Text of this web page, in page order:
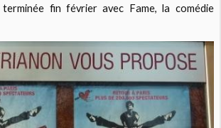
terminée fin février avec Fame, la comédie